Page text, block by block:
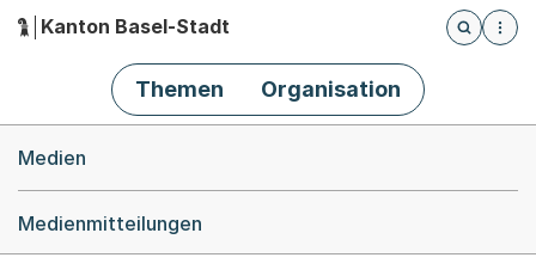
Hauptnavigation
Kanton Basel-Stadt
Öffnet
Themen Organisation
Medien
Medienmitteilungen